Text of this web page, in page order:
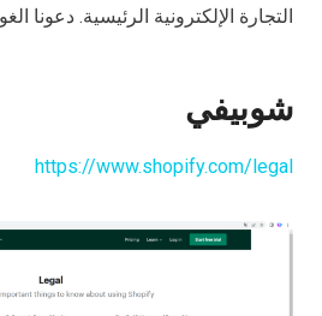
التجارة الإلكترونية الرئيسية. دعونا
شوبيفي
https://www.shopify.com/legal